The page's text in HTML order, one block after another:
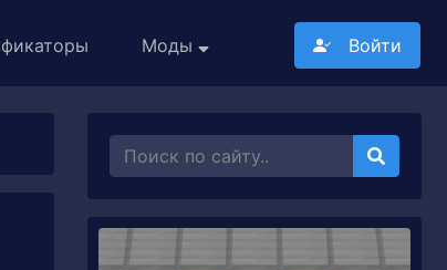
Моды Войти